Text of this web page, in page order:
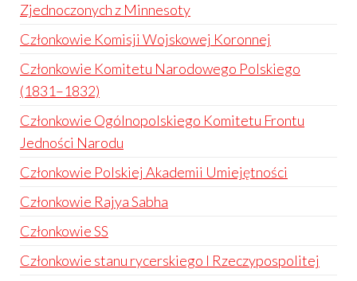
Zjednoczonych z Minnesoty
Członkowie Komisji Wojskowej Koronnej
Członkowie Komitetu Narodowego Polskiego
(1831–1832)
Członkowie Ogólnopolskiego Komitetu Frontu
Jedności Narodu
Członkowie Polskiej Akademii Umiejętności
Członkowie Rajya Sabha
Członkowie SS
Członkowie stanu rycerskiego I Rzeczypospolitej